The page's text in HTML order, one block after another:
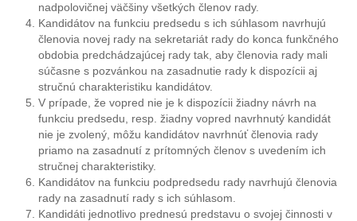
nadpolovičnej väčšiny všetkých členov rady.
Kandidátov na funkciu predsedu s ich súhlasom navrhujú
členovia novej rady na sekretariát rady do konca funkčného
obdobia predchádzajúcej rady tak, aby členovia rady mali
súčasne s pozvánkou na zasadnutie rady k dispozícii aj
stručnú charakteristiku kandidátov.
V prípade, že vopred nie je k dispozícii žiadny návrh na
funkciu predsedu, resp. žiadny vopred navrhnutý kandidát
nie je zvolený, môžu kandidátov navrhnúť členovia rady
priamo na zasadnutí z prítomných členov s uvedením ich
stručnej charakteristiky.
Kandidátov na funkciu podpredsedu rady navrhujú členovia
rady na zasadnutí rady s ich súhlasom.
Kandidáti jednotlivo prednesú predstavu o svojej činnosti v